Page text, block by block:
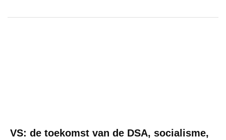
VS: de toekomst van de DSA, socialisme,